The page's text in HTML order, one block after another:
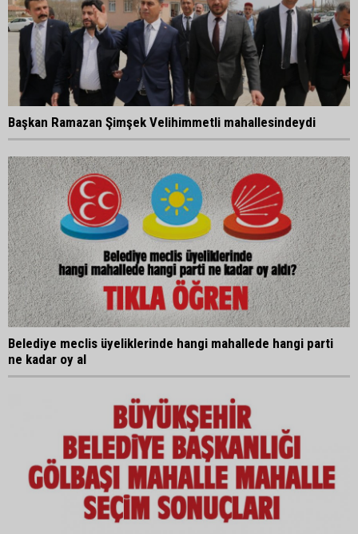
Başkan Ramazan Şimşek Velihimmetli mahallesindeydi
Belediye meclis üyeliklerinde hangi mahallede hangi parti
ne kadar oy al